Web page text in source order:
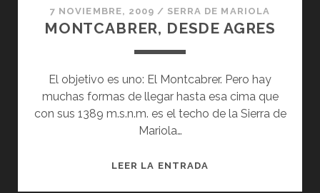
7 NOVIEMBRE, 2009 / SERRA DE MARIOLA
MONTCABRER, DESDE AGRES
El objetivo es uno: El Montcabrer. Pero hay
muchas formas de llegar hasta esa cima que
con sus 1389 m.s.n.m. es el techo de la Sierra de
Mariola…
LEER LA ENTRADA